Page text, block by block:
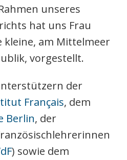
unseres
hat uns Frau
kleine, am Mittelmeer
vorgestellt.
der
Français, dem
Berlin, der
) sowie dem